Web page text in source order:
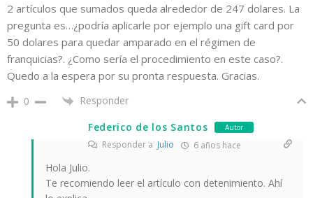
2 artículos que sumados queda alrededor de 247 dolares. La
pregunta es…¿podría aplicarle por ejemplo una gift card por
50 dolares para quedar amparado en el régimen de
franquicias?. ¿Como sería el procedimiento en este caso?.
Quedo a la espera por su pronta respuesta. Gracias.
0 Responder
Federico de los Santos Autor
Responder a Julio 6 años hace
Hola Julio.
Te recomiendo leer el artículo con detenimiento. Ahí